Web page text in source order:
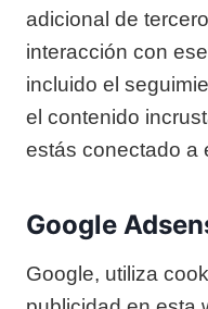
adicional de
interacción con
incluido el
el contenido
estás conectado a
Google
Google, utiliza